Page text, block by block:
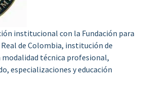
institucional con la Fundación para
de Colombia, institución de
modalidad técnica profesional,
especializaciones y educación